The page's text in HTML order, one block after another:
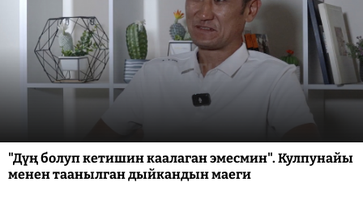
"Дүң болуп кетишин каалаган эмесмин". Кулпунайы
менен таанылган дыйкандын маеги